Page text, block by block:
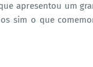
apresentou um
sim o que